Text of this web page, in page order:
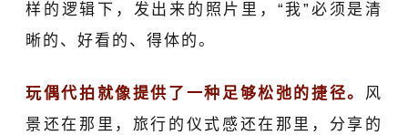
样的逻辑下， 发出来的照片里，“我”必须是清
晰的、好看的、得体的。
玩偶代拍 就像提供了一种足够松弛的捷径。 风
景还在那里，旅行的仪式感还在那里，分享的